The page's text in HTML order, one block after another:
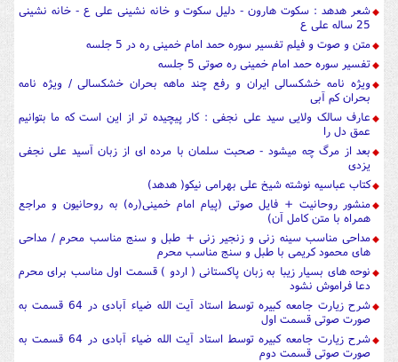
شعر هدهد : سکوت هارون - دلیل سکوت و خانه نشینی علی ع - خانه نشینی
25 ساله علی ع
متن و صوت و فیلم تفسیر سوره حمد امام خمینی ره در 5 جلسه
تفسیر سوره حمد امام خمینی ره صوتی 5 جلسه
ویژه نامه خشکسالی ایران و رفع چند ماهه بحران خشکسالی / ویژه نامه
بحران کم آبی
عارف سالک ولایی سید علی نجفی : کار پیچیده تر از این است که ما بتوانیم
عمق دل را
بعد از مرگ چه میشود - صحبت سلمان با مرده ای از زبان آسید علی نجفی
یزدی
کتاب عباسیه نوشته شیخ علی بهرامی نیکو( هدهد)
منشور روحانیت + فایل صوتی (پیام امام خمینی(ره) به روحانیون و مراجع
همراه با متن کامل آن)
مداحی مناسب سینه زنی و زنجیر زنی + طبل و سنج مناسب محرم / مداحی
های محمود کریمی با طبل و سنج مناسب محرم
نوحه های بسیار زیبا به زبان پاکستانی ( اردو ) قسمت اول مناسب برای محرم
دعا فراموش نشود
شرح زیارت جامعه کبیره توسط استاد آیت الله ضیاء آبادی در 64 قسمت به
صورت صوتی قسمت اول
شرح زیارت جامعه کبیره توسط استاد آیت الله ضیاء آبادی در 64 قسمت به
صورت صوتی قسمت دوم